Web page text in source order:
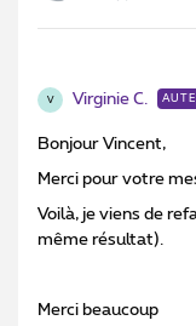
V Virginie C.
Bonjour Vincent,
Merci pour votre
Voilà, je viens de
même résultat).
Merci beaucoup